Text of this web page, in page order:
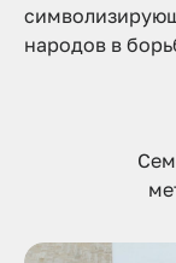
народов в